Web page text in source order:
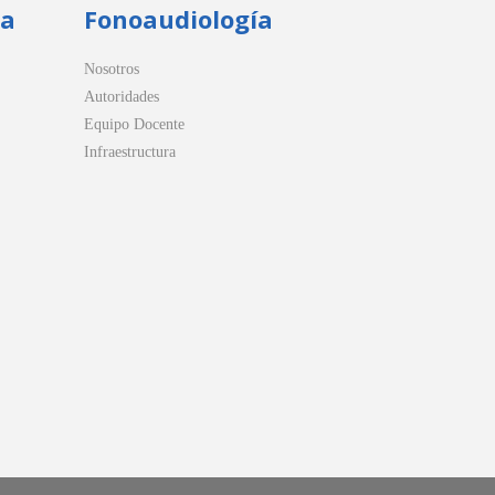
Fonoaudiología
Nosotros
Autoridades
Equipo Docente
Infraestructura